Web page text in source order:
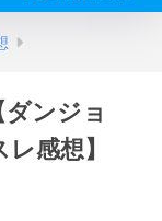
ンジョ
感想】